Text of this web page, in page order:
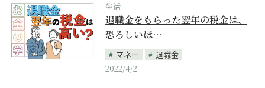
生活
退職金をもらった翌年の税金は、
恐ろしいほ…
マネー
退職金
2022/4/2